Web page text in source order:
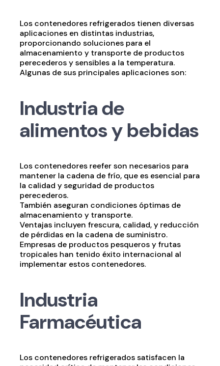
Los contenedores refrigerados tienen diversas
aplicaciones en distintas industrias,
proporcionando soluciones para el
almacenamiento y transporte de productos
perecederos y sensibles a la temperatura.
Algunas de sus principales aplicaciones son:
Industria de
alimentos y bebidas
Los contenedores reefer son necesarios para
mantener la cadena de frío, que es esencial para
la calidad y seguridad de productos
perecederos.
También aseguran condiciones óptimas de
almacenamiento y transporte.
Ventajas incluyen frescura, calidad, y reducción
de pérdidas en la cadena de suministro.
Empresas de productos pesqueros y frutas
tropicales han tenido éxito internacional al
implementar estos contenedores.
Industria
Farmacéutica
Los contenedores refrigerados satisfacen la